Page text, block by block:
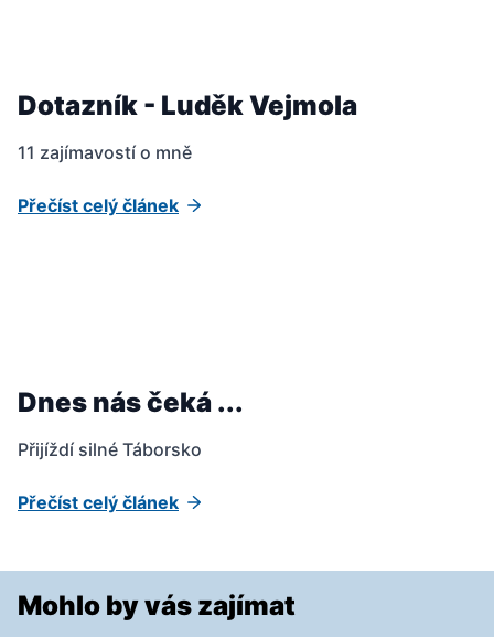
Dotazník - Luděk Vejmola
11 zajímavostí o mně
Přečíst celý článek
Dnes nás čeká ...
Přijíždí silné Táborsko
Přečíst celý článek
Mohlo by vás zajímat